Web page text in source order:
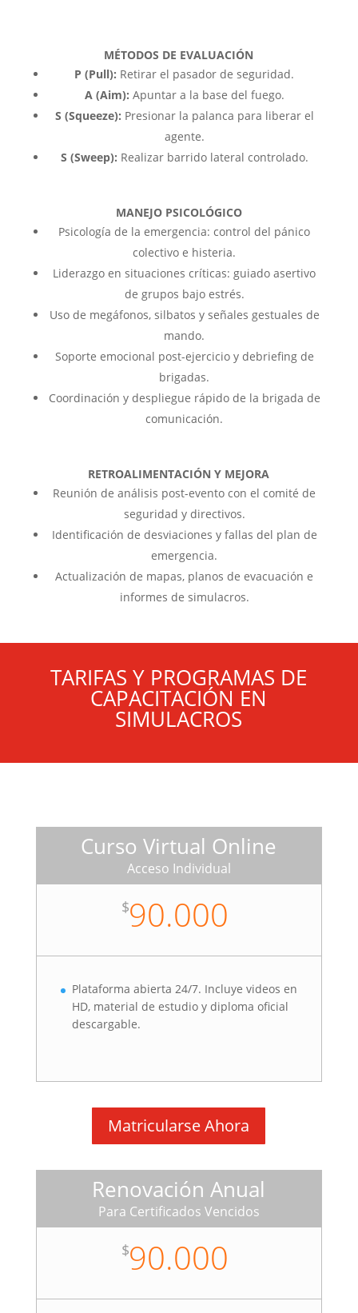
MÉTODOS DE EVALUACIÓN
P (Pull): Retirar el pasador de seguridad.
A (Aim): Apuntar a la base del fuego.
S (Squeeze): Presionar la palanca para liberar el
agente.
S (Sweep): Realizar barrido lateral controlado.
MANEJO PSICOLÓGICO
Psicología de la emergencia: control del pánico
colectivo e histeria.
Liderazgo en situaciones críticas: guiado asertivo
de grupos bajo estrés.
Uso de megáfonos, silbatos y señales gestuales de
mando.
Soporte emocional post-ejercicio y debriefing de
brigadas.
Coordinación y despliegue rápido de la brigada de
comunicación.
RETROALIMENTACIÓN Y MEJORA
Reunión de análisis post-evento con el comité de
seguridad y directivos.
Identificación de desviaciones y fallas del plan de
emergencia.
Actualización de mapas, planos de evacuación e
informes de simulacros.
TARIFAS Y PROGRAMAS DE
CAPACITACIÓN EN
SIMULACROS
Curso Virtual Online
Acceso Individual
$90.000
Plataforma abierta 24/7. Incluye videos en
HD, material de estudio y diploma oficial
descargable.
Matricularse Ahora
Renovación Anual
Para Certificados Vencidos
$90.000